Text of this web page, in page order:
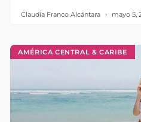
Claudia Franco Alcántara mayo 5,
AMÉRICA CENTRAL & CARIBE